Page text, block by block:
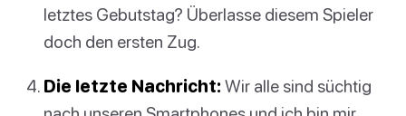
letztes Gebutstag? Überlasse diesem Spieler
doch den ersten Zug.
Die letzte Nachricht: Wir alle sind süchtig